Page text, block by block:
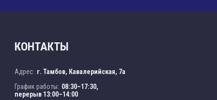
КОНТАКТЫ
Адрес: г. Тамбов, Кавалерийская, 7а
График работы: 08:30–17:30,
перерыв 13:00–14:00